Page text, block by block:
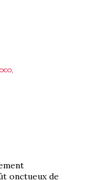
onctueux de